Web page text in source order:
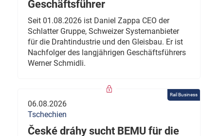
Geschäftsführer
Seit 01.08.2026 ist Daniel Zappa CEO der
Schlatter Gruppe, Schweizer Systemanbieter
für die Drahtindustrie und den Gleisbau. Er ist
Nachfolger des langjährigen Geschäftsführers
Werner Schmidli.
Rail Business
06.08.2026
Tschechien
České dráhy sucht BEMU für die